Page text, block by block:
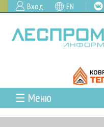
Вход EN
☰ Меню
ГЛАВНАЯ